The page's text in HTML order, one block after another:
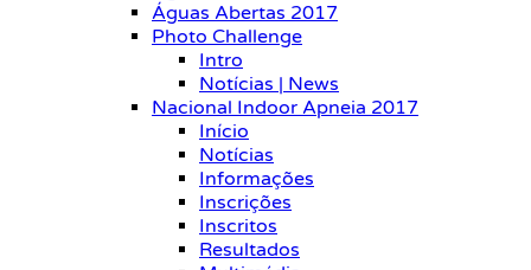
Águas Abertas 2017
Photo Challenge
Intro
Notícias | News
Nacional Indoor Apneia 2017
Início
Notícias
Informações
Inscrições
Inscritos
Resultados